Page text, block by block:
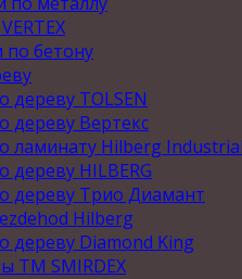
по бетону
дереву TOLSEN
дереву Вертекс
ламинату Hilberg
HILBERG
дереву Трио Диамант
Hilberg
дереву Diamond King
ТМ SMIRDEX